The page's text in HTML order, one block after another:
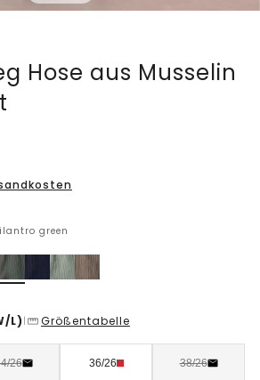
Hose aus Musselin
green
L)| Größentabelle
26 36/26 38/26